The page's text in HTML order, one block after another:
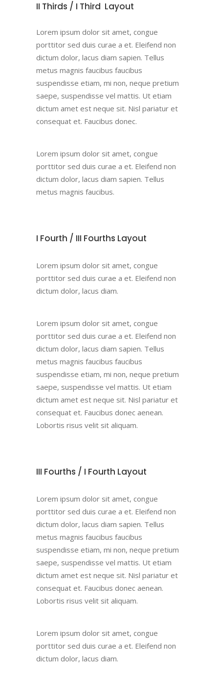
II Thirds / I Third Layout
Lorem ipsum dolor sit amet, congue
porttitor sed duis curae a et. Eleifend non
dictum dolor, lacus diam sapien. Tellus
metus magnis faucibus faucibus
suspendisse etiam, mi non, neque pretium
saepe, suspendisse vel mattis. Ut etiam
dictum amet est neque sit. Nisl pariatur et
consequat et. Faucibus donec.
Lorem ipsum dolor sit amet, congue
porttitor sed duis curae a et. Eleifend non
dictum dolor, lacus diam sapien. Tellus
metus magnis faucibus.
I Fourth / III Fourths Layout
Lorem ipsum dolor sit amet, congue
porttitor sed duis curae a et. Eleifend non
dictum dolor, lacus diam.
Lorem ipsum dolor sit amet, congue
porttitor sed duis curae a et. Eleifend non
dictum dolor, lacus diam sapien. Tellus
metus magnis faucibus faucibus
suspendisse etiam, mi non, neque pretium
saepe, suspendisse vel mattis. Ut etiam
dictum amet est neque sit. Nisl pariatur et
consequat et. Faucibus donec aenean.
Lobortis risus velit sit aliquam.
III Fourths / I Fourth Layout
Lorem ipsum dolor sit amet, congue
porttitor sed duis curae a et. Eleifend non
dictum dolor, lacus diam sapien. Tellus
metus magnis faucibus faucibus
suspendisse etiam, mi non, neque pretium
saepe, suspendisse vel mattis. Ut etiam
dictum amet est neque sit. Nisl pariatur et
consequat et. Faucibus donec aenean.
Lobortis risus velit sit aliquam.
Lorem ipsum dolor sit amet, congue
porttitor sed duis curae a et. Eleifend non
dictum dolor, lacus diam.